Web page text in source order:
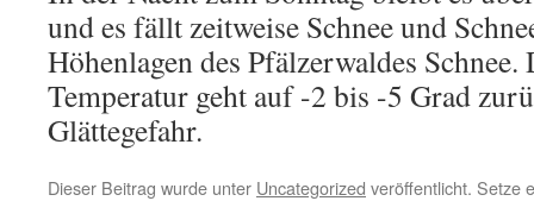
und es fällt zeitweise Schnee und
Höhenlagen des Pfälzerwaldes
Temperatur geht auf -2 bis -5 Grad
Glättegefahr.
Dieser Beitrag wurde unter Uncategorized veröffentlicht. Setze